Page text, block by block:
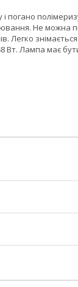
погано
Не можна
Легко
Вт. Лампа має